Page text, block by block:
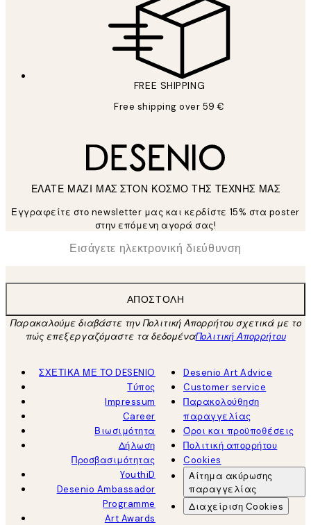
FREE SHIPPING
Free shipping over 59 €
ΕΛΑΤΕ ΜΑΖΙ ΜΑΣ ΣΤΟΝ ΚΟΣΜΟ ΤΗΣ ΤΕΧΝΗΣ ΜΑΣ
Εγγραφείτε στο newsletter μας και κερδίστε 15% στα poster
στην επόμενη αγορά σας!
Ηλεκτρονική Διεύθυνση
ΑΠΟΣΤΟΛΉ
Παρακαλούμε διαβάστε την Πολιτική Απορρήτου σχετικά με το
πώς επεξεργαζόμαστε τα δεδομέναΠολιτική Απορρήτου
ΣΧΕΤΙΚΑ ΜΕ ΤΟ DESENIO
Τύπος
Impressum
Career
Βιωσιμότητα
Δήλωση
Προσβασιμότητας
YouthiD
Desenio Ambassador
Programme
Art Awards
Desenio Art Advice
Customer service
Παρακολούθηση
παραγγελίας
Όροι και προϋποθέσεις
Πολιτική απορρήτου
Cookies
Αίτημα ακύρωσης
παραγγελίας
Διαχείριση Cookies